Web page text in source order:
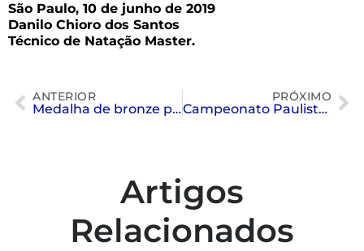
São Paulo, 10 de junho de 2019
Danilo Chioro dos Santos
Técnico de Natação Master.
ANTERIOR
Medalha de bronze para nosso Polo Aquático na Copa SP
PRÓXIMO
Campeonato Paulista Júnior e Sênior de Natação
Artigos
Relacionados